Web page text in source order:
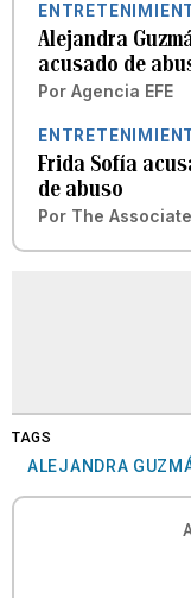
Alejandra
acusado de
Por Agencia EFE
Frida Sofía
de abuso
Por The
TAGS
ALEJANDRA